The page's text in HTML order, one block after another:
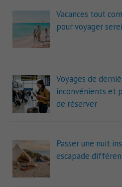
Vacances tout
pour voyager
Voyages de
inconvénients et
de réserver
Passer une nuit
escapade